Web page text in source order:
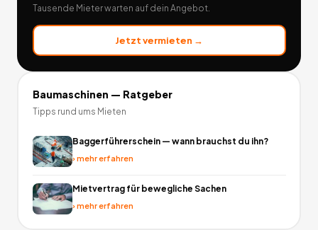
Tausende Mieter warten auf dein Angebot.
Jetzt vermieten →
Baumaschinen — Ratgeber
Tipps rund ums Mieten
Baggerführerschein — wann brauchst du ihn?
›mehr erfahren
Mietvertrag für bewegliche Sachen
›mehr erfahren